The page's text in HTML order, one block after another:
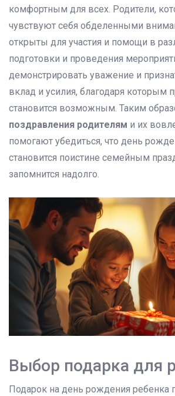
комфортным для всех. Родители,
чувствуют себя обделенными
открыты для участия и помощи в
подготовки и проведения
демонстрировать уважение и
вклад и усилия, благодаря которым
становится возможным. Таким
поздравления родителям и их
помогают убедиться, что день
становится поистине семейным
запомнится надолго.
Выбор подарка для
Подарок на день рождения ребенка